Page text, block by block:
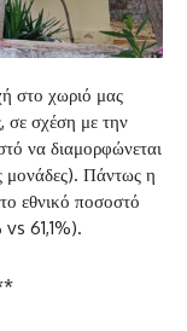
στο χωριό μας
σε σχέση με την
να διαμορφώνεται
μονάδες). Πάντως η
εθνικό ποσοστό
61,1%).